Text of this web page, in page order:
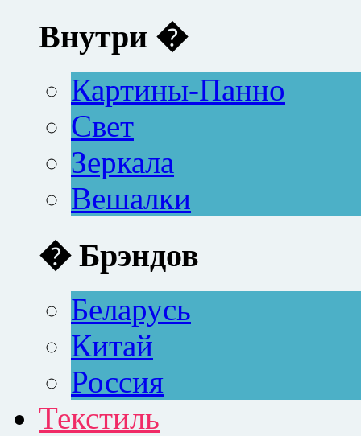
Внутри �
Картины-Панно
Свет
Зеркала
Вешалки
� Брэндов
Беларусь
Китай
Россия
Текстиль